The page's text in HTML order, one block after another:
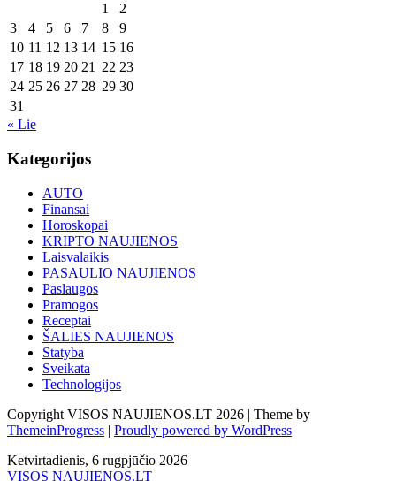
1
2
3
4 5 6 7 8
9
10 11 12 13 14 15 16
17 18 19 20 21 22 23
24 25 26 27 28 29 30
31
« Lie
Kategorijos
AUTO
Finansai
Horoskopai
KRIPTO NAUJIENOS
Laisvalaikis
PASAULIO NAUJIENOS
Paslaugos
Pramogos
Receptai
ŠALIES NAUJIENOS
Statyba
Sveikata
Technologijos
Copyright VISOS NAUJIENOS.LT 2026 | Theme by
ThemeinProgress | Proudly powered by WordPress
Ketvirtadienis, 6 rugpjūčio 2026
VISOS NAUJIENOS.LT